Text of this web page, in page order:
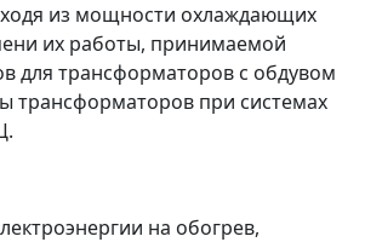
из мощности охлаждающих
их работы, принимаемой
для трансформаторов с обдувом
трансформаторов при системах
на обогрев,